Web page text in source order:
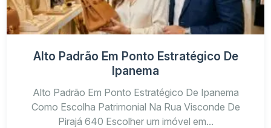
Alto Padrão Em Ponto Estratégico De
Ipanema
Alto Padrão Em Ponto Estratégico De Ipanema
Como Escolha Patrimonial Na Rua Visconde De
Pirajá 640 Escolher um imóvel em...